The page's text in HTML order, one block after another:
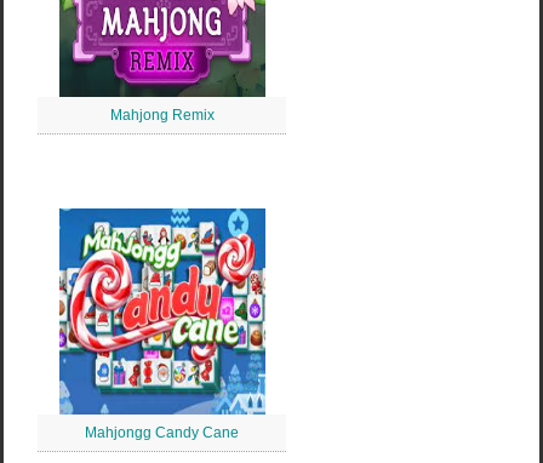
Mahjong Remix
Mahjongg Candy Cane